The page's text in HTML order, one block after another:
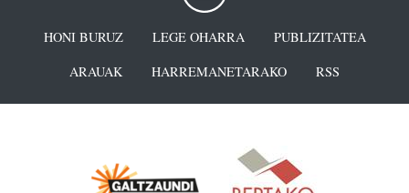
HONI BURUZ LEGE OHARRA
PUBLIZITATEA
ARAUAK
HARREMANETARAKO RSS